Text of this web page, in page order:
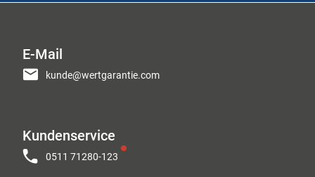
E-Mail
kunde@wertgarantie.com
Kundenservice
0511 71280-123